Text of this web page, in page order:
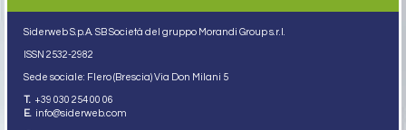
Siderweb S.p.A. SB Società del gruppo Morandi Group s.r.l.
ISSN 2532-2982
Sede sociale: Flero (Brescia) Via Don Milani 5
T. +39 030 254 00 06
E. info@siderweb.com